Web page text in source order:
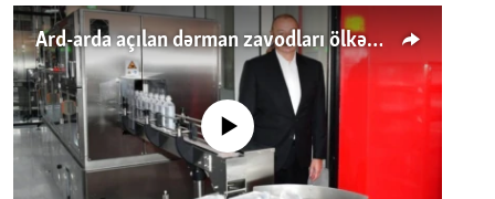
Ard-arda açılan dərman zavodları ölkənin tələbatını ödəyirmi?
No media source currently available